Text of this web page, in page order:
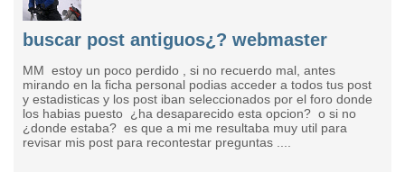
buscar post antiguos¿? webmaster
MM estoy un poco perdido , si no recuerdo mal, antes
mirando en la ficha personal podias acceder a todos tus post
y estadisticas y los post iban seleccionados por el foro donde
los habias puesto ¿ha desaparecido esta opcion? o si no
¿donde estaba? es que a mi me resultaba muy util para
revisar mis post para recontestar preguntas ....